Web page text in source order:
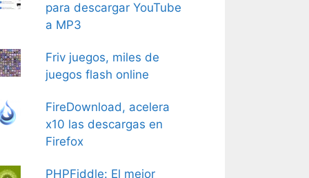
para descargar YouTube
a MP3
Friv juegos, miles de
juegos flash online
FireDownload, acelera
x10 las descargas en
Firefox
PHPFiddle: El mejor